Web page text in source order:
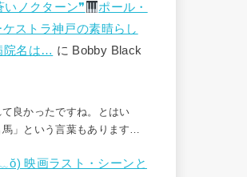
いノクターン❞
ポール・
ストラ神戸の素晴らし
院名は… に Bobby Black
良かったですね。とはい
馬」という言葉もあります…
映画ラスト・シーンと